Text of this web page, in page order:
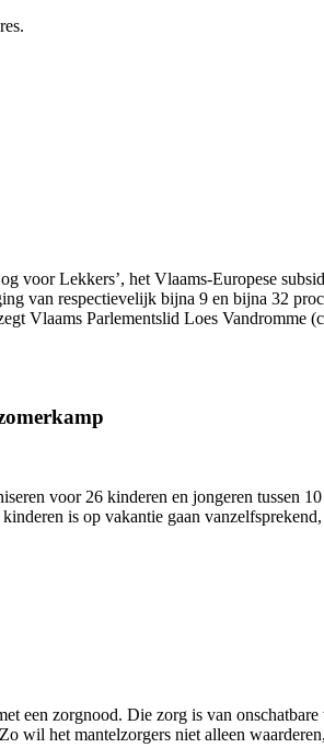
voor Lekkers’, het Vlaams-Europese
van respectievelijk bijna 9 en bijna 32
Vlaams Parlementslid Loes Vandromme
voor 26 kinderen en jongeren tussen
is op vakantie gaan
een zorgnood. Die zorg is van
wil het mantelzorgers niet alleen